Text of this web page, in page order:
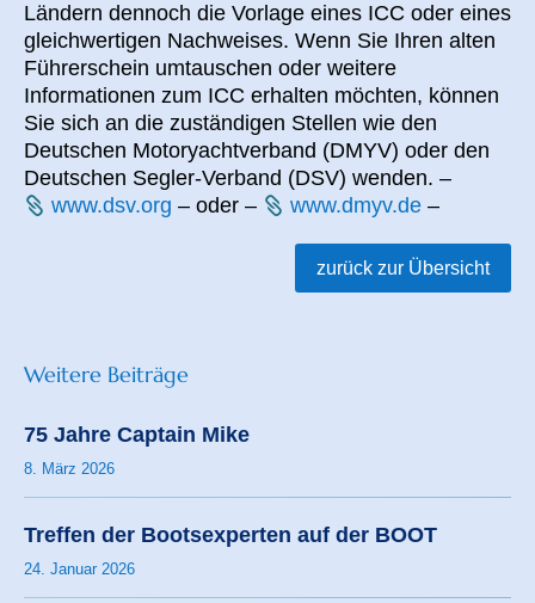
Ländern dennoch die Vorlage eines ICC oder eines
gleichwertigen Nachweises. Wenn Sie Ihren alten
Führerschein umtauschen oder weitere
Informationen zum ICC erhalten möchten, können
Sie sich an die zuständigen Stellen wie den
Deutschen Motoryachtverband (DMYV) oder den
Deutschen Segler-Verband (DSV) wenden. –
www.dsv.org – oder – www.dmyv.de –
zurück zur Übersicht
Weitere Beiträge
75 Jahre Captain Mike
8. März 2026
Treffen der Bootsexperten auf der BOOT
24. Januar 2026